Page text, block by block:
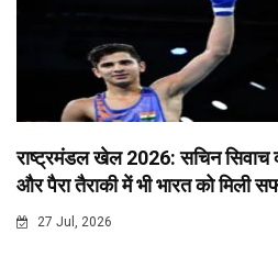
राष्ट्रमंडल खेल 2026: सचिन सिवाच
और पैरा तैराकी में भी भारत को मिली
27 Jul, 2026